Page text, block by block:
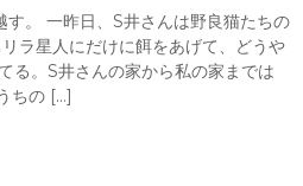
す。 一昨日、S井さんは野良猫たちの
ラ星人にだけに餌をあげて、どうや
る。S井さんの家から私の家までは
ちの […]